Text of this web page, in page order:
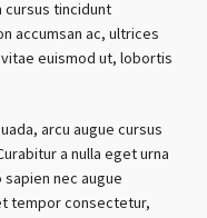
cursus tincidunt
accumsan ac, ultrices
vitae euismod ut, lobortis
arcu augue cursus
a nulla eget urna
nec augue
tempor consectetur,